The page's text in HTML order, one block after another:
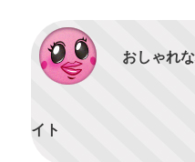
おしゃれ
イト